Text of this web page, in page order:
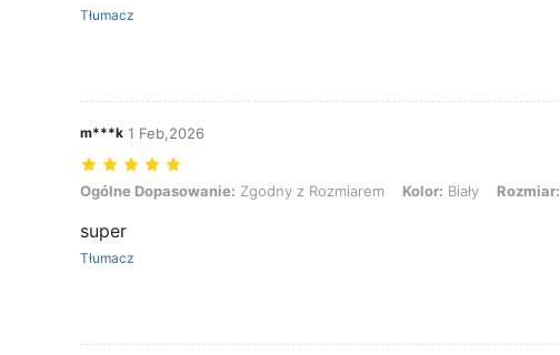
Tłumacz
m***k 1 Feb,2026
Ogólne Dopasowanie: Zgodny z Rozmiarem, Kolor: Biały, Rozmiar: M
Ogólne Dopasowanie: Zgodny z Rozmiarem Kolor: Biały Rozmiar:
super
Tłumacz